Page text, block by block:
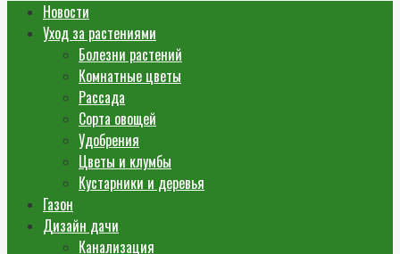
Новости
Уход за растениями
Болезни растений
Комнатные цветы
Рассада
Сорта овощей
Удобрения
Цветы и клумбы
Кустарники и деревья
Газон
Дизайн дачи
Канализация